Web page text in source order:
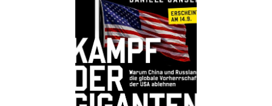
Details